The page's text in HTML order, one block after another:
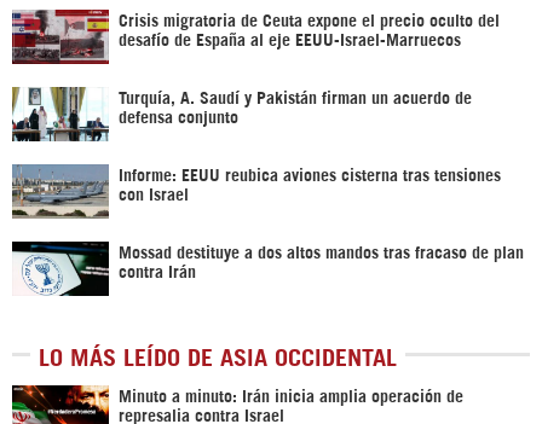
Crisis migratoria de Ceuta expone el precio oculto del
desafío de España al eje EEUU-Israel-Marruecos
Turquía, A. Saudí y Pakistán firman un acuerdo de
defensa conjunto
Informe: EEUU reubica aviones cisterna tras tensiones
con Israel
Mossad destituye a dos altos mandos tras fracaso de plan
contra Irán
LO MÁS LEÍDO DE ASIA OCCIDENTAL
Minuto a minuto: Irán inicia amplia operación de
represalia contra Israel